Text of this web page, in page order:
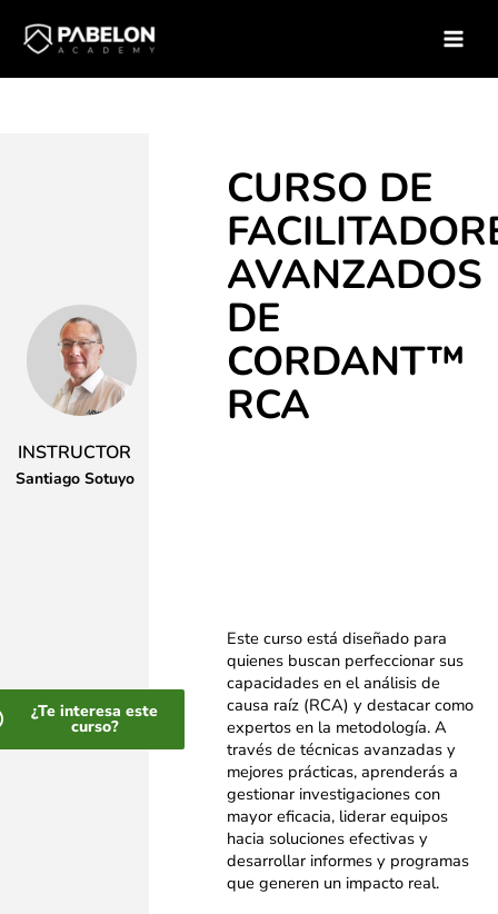
contenido
Inicio Soluciones para empresas
Curso – Facilitadores Avanzados de Cordant RCA
INSTRUCTOR
Santiago Sotuyo
¿Te interesa este
curso?
CURSO DE
AVANZADOS
DE
CORDANT™
RCA
Este curso está diseñado para
quienes buscan perfeccionar sus
capacidades en el análisis de
causa raíz (RCA) y destacar como
expertos en la metodología. A
través de técnicas avanzadas y
mejores prácticas, aprenderás a
gestionar investigaciones con
mayor eficacia, liderar equipos
hacia soluciones efectivas y
desarrollar informes y programas
que generen un impacto real.